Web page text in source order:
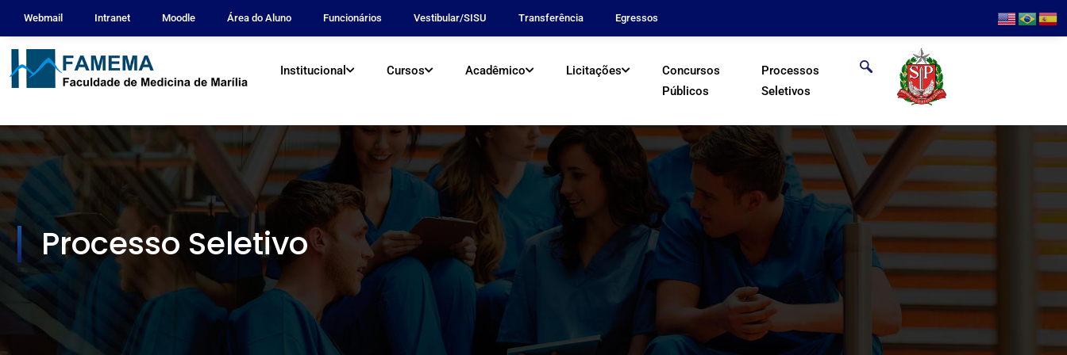
Webmail Intranet Moodle Área do Aluno Funcionários Vestibular/SISU Transferência Egressos
Institucional Cursos Acadêmico Licitações
Concursos
Públicos
Processos
Seletivos
Processo Seletivo